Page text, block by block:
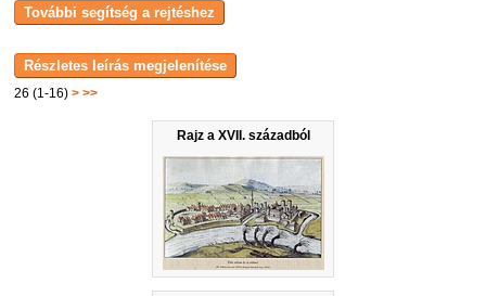
26 (1-16)> >>
Rajz a XVII. századból